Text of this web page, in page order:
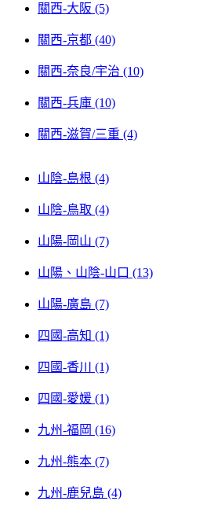
關西-大阪 (5)
關西-京都 (40)
關西-奈良/宇治 (10)
關西-兵庫 (10)
關西-滋賀/三重 (4)
山陰-島根 (4)
山陰-鳥取 (4)
山陽-岡山 (7)
山陽、山陰-山口 (13)
山陽-廣島 (7)
四國-高知 (1)
四國-香川 (1)
四國-愛媛 (1)
九州-福岡 (16)
九州-熊本 (7)
九州-鹿兒島 (4)